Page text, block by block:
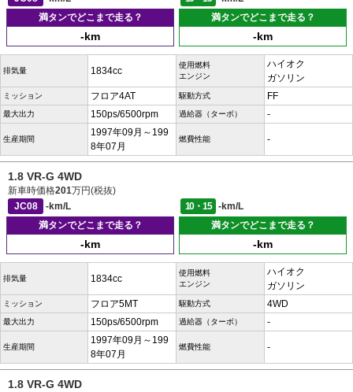
満タンでどこまで走る？
-km
満タンでどこまで走る？
-km
排気量 1834cc
使用燃料
エンジン
ハイオク
ガソリン
ミッション フロア4AT 駆動方式 FF
最大出力 150ps/6500rpm 過給器（ターボ） -
生産期間
1997年09月～199
8年07月
燃費性能 -
1.8 VR-G 4WD
新車時価格201万円(税抜)
JC08
-km/L 10・15
-km/L
満タンでどこまで走る？
-km
満タンでどこまで走る？
-km
排気量 1834cc
使用燃料
エンジン
ハイオク
ガソリン
ミッション フロア5MT 駆動方式 4WD
最大出力 150ps/6500rpm 過給器（ターボ） -
生産期間
1997年09月～199
8年07月
燃費性能 -
1.8 VR-G 4WD